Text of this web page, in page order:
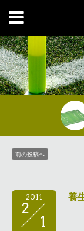
MENU
前の投稿へ
2011
2
1
養